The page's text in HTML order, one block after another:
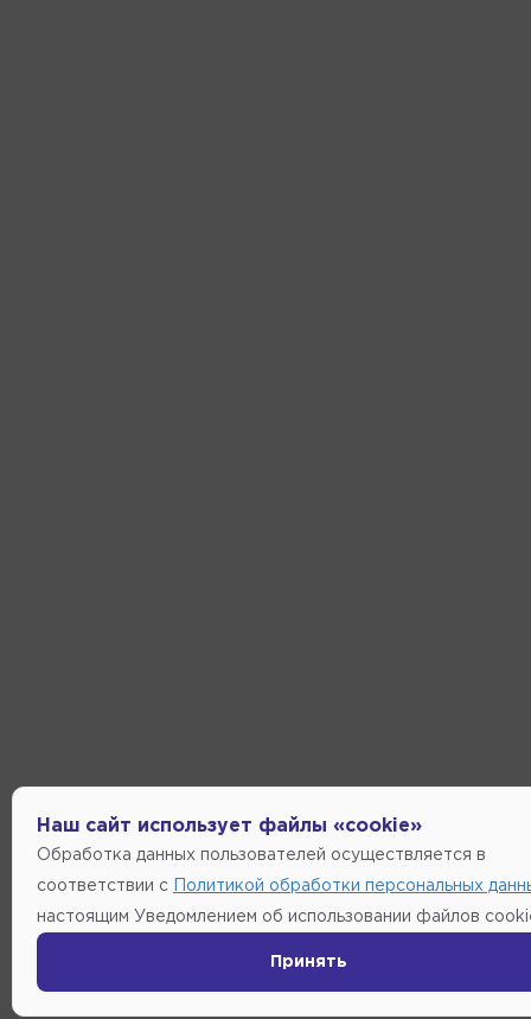
Наш сайт использует файлы «cookie»
Обработка данных пользователей осуществляется в
соответствии с Политикой обработки персональных
настоящим Уведомлением об использовании файлов
Принять